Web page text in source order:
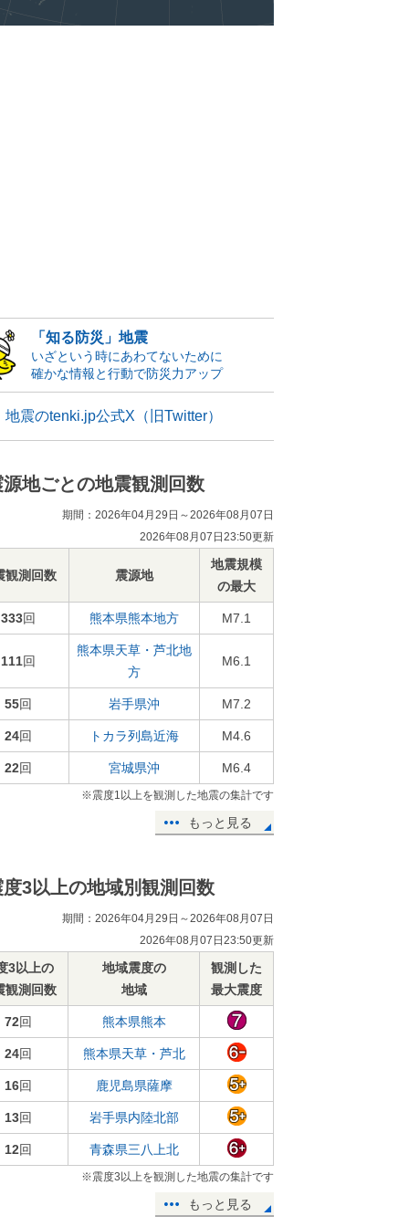
「知る防災」地震
いざという時にあわてないために
確かな情報と行動で防災力アップ
地震のtenki.jp公式X（旧Twitter）
源地ごとの地震観測回数
期間：2026年04月29日～2026年08月07日
2026年08月07日23:50更新
観測回数 震源地
地震規模
の最大
333回 熊本県熊本地方 M7.1
111回
熊本県天草・芦北地
方
M6.1
55回 岩手県沖 M7.2
24回 トカラ列島近海 M4.6
22回 宮城県沖 M6.4
※震度1以上を観測した地震の集計です
もっと見る
度3以上の地域別観測回数
期間：2026年04月29日～2026年08月07日
2026年08月07日23:50更新
3以上の
観測回数
地域震度の
地域
観測した
最大震度
72回 熊本県熊本
24回 熊本県天草・芦北
16回 鹿児島県薩摩
13回 岩手県内陸北部
12回 青森県三八上北
※震度3以上を観測した地震の集計です
もっと見る